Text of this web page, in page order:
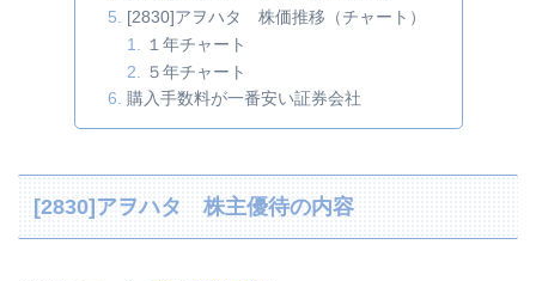
[2830]アヲハタ 株価推移（チャート）
１年チャート
５年チャート
購入手数料が一番安い証券会社
[2830]アヲハタ 株主優待の内容